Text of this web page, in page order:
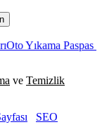
Paspas
ve Temizlik
SEO